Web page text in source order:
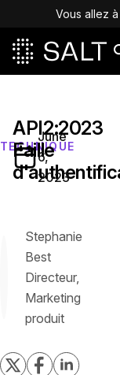
Vous allez
TECHNIQUE
API2:2023
Faille
June
6,
2023
Stephanie
Best
Directeur,
Marketing
produit